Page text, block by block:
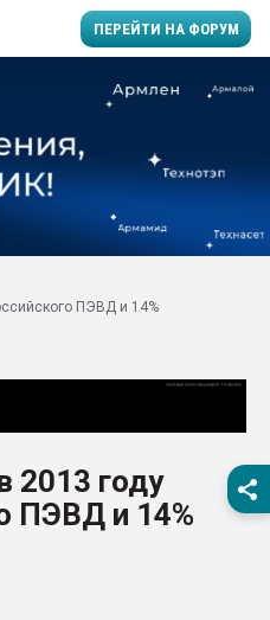
ПЕРЕЙТИ НА ФОРУМ
заводу пластмасс"
первый план в
28.07.2026
ситуацией на
ПЭВД и 14%
2013 году
ПЭВД и 14%